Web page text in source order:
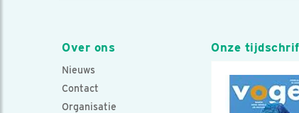
Over ons
Nieuws
Contact
Organisatie
Onze